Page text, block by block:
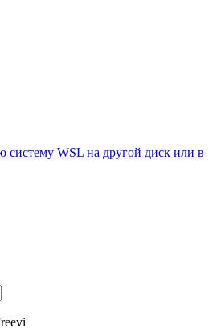
систему WSL на другой диск или в